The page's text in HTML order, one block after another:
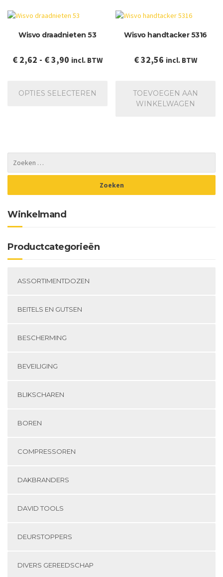
Deze
Wisvo draadnieten 53
€2,62 - €3,90Prijsklasse:
€ 3,90
incl. BTW
OPTIES SELECTEREN
kan
worden
op
de
Wisvo handtacker 5316
€32,56 incl. BTW
TOEVOEGEN AAN
WINKELWAGEN
Winkelmand
Productcategorieën
ASSORTIMENTDOZEN
BEITELS EN GUTSEN
BESCHERMING
BEVEILIGING
BLIKSCHAREN
BOREN
COMPRESSOREN
DAKBRANDERS
DAVID TOOLS
DEURSTOPPERS
DIVERS GEREEDSCHAP